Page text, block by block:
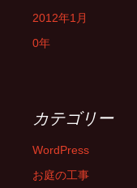
2012年1月
0年
カテゴリー
WordPress
お庭の工事